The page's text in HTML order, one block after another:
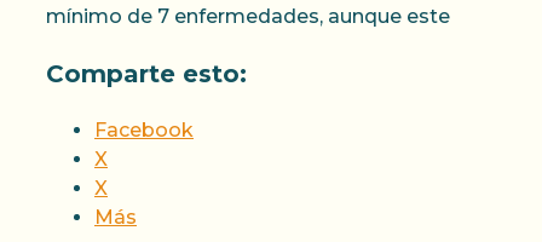
mínimo de 7 enfermedades, aunque este
Comparte esto:
Facebook
X
X
Más